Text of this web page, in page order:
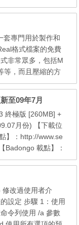
單。 採用在線升
級服務器。 之所
置成國外的，是為
同一服務器升級造
...
套專門用於製作和
格式檔案的免費
非常眾多，包括M
等，而且壓縮的方
製作出自己所想要
頻普及的時代，
格式，也就
檔極高的壓縮比
網路最常見的影音
至09年7月
終極版 [260MB] +
月份) 【下載位
】：http://www.se
Badongo 載點】：
file/16136987 【K.
http://k
xpsp30907.
改過使用者介
設定 步驟 1：使用
令列使用 /a 參數